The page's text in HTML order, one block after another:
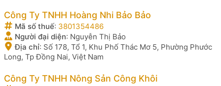
Công Ty TNHH Hoàng Nhi Bảo Bảo
Mã số thuế: 3801354486
Người đại diện: Nguyễn Thị Bảo
Địa chỉ: Số 178, Tổ 1, Khu Phố Thác Mơ 5, Phường Phước
Long, Tp Đồng Nai, Việt Nam
Công Ty TNHH Nông Sản Công Khôi